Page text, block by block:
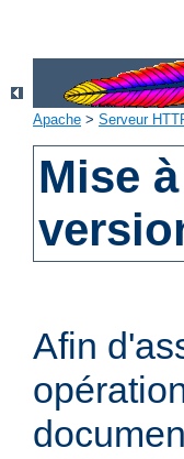
Apache > Serveur
Mise
Afin